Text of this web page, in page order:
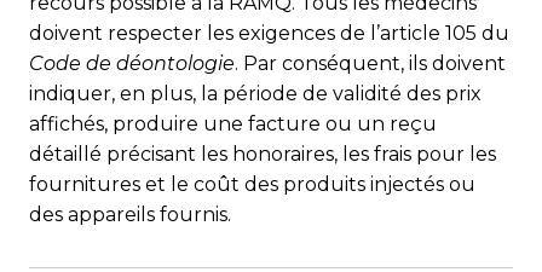
doivent respecter les exigences de l’article 105 du
Code de déontologie. Par conséquent, ils doivent
indiquer, en plus, la période de validité des prix
affichés, produire une facture ou un reçu
détaillé précisant les honoraires, les frais pour les
fournitures et le coût des produits injectés ou
des appareils fournis.